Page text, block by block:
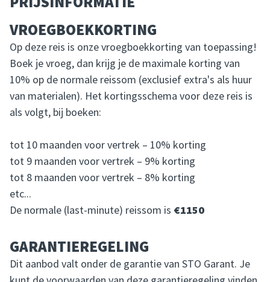
VROEGBOEKKORTING
Op deze reis is onze vroegboekkorting van toepassing!
Boek je vroeg, dan krijg je de maximale korting van
10% op de normale reissom (exclusief extra's als huur
van materialen). Het kortingsschema voor deze reis is
als volgt, bij boeken:
tot 10 maanden voor vertrek – 10% korting
tot 9 maanden voor vertrek – 9% korting
tot 8 maanden voor vertrek – 8% korting
etc...
De normale (last-minute) reissom is €1150
GARANTIEREGELING
Dit aanbod valt onder de garantie van STO Garant. Je